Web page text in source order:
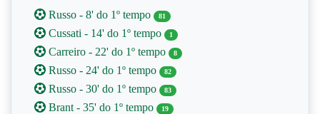
Russo - 8' do 1º tempo 81
Cussati - 14' do 1º tempo 1
Carreiro - 22' do 1º tempo 8
Russo - 24' do 1º tempo 82
Russo - 30' do 1º tempo 83
Brant - 35' do 1º tempo 19